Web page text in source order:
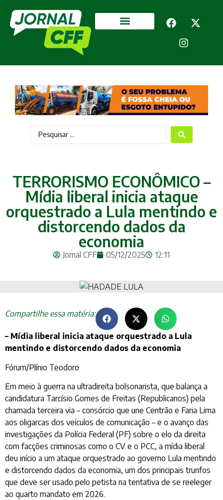
TERRORISMO ECONÔMICO –
Mídia liberal inicia ataque
orquestrado a Lula mentindo e
distorcendo dados da
economia
Jornal CFF 05/12/2025 12:11
Compartilhe essa matéria:
– Mídia liberal inicia ataque orquestrado a Lula
mentindo e distorcendo dados da economia
Fórum/Plínio Teodoro
Em meio à guerra na ultradireita bolsonarista, que balança a
candidatura Tarcísio Gomes de Freitas (Republicanos) pela
chamada terceira via – consórcio que une Centrão e Faria Lima
aos oligarcas dos veículos de comunicação – e o avanço das
investigações da Polícia Federal (PF) sobre o elo da direita
com facções criminosas como o CV e o PCC, a mídia liberal
deu início a um ataque orquestrado ao governo Lula mentindo
e distorcendo dados da economia, um dos principais trunfos
que deve ser usado pelo petista na tentativa de se reeleger
ao quarto mandato em 2026.